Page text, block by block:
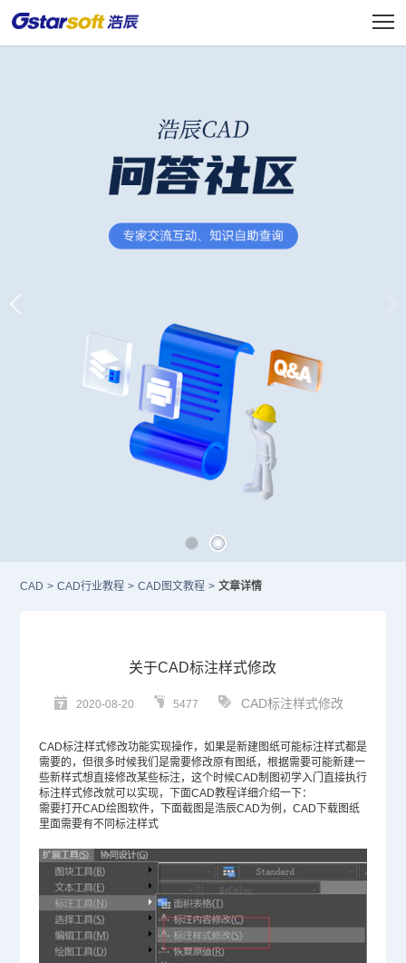
CAD > CAD行业教程 > CAD图文教程 > 文章详情
关于CAD标注样式修改
2020-08-20 5477 CAD标注样式修改
CAD标注样式修改功能实现操作，如果是新建图纸可能标注样式都是
需要的，但很多时候我们是需要修改原有图纸，根据需要可能新建一
些新样式想直接修改某些标注，这个时候CAD制图初学入门直接执行
标注样式修改就可以实现，下面CAD教程详细介绍一下：
需要打开CAD绘图软件，下面截图是浩辰CAD为例， CAD下载图纸
里面需要有不同标注样式